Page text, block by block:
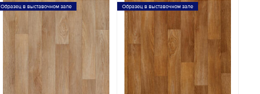
Образец в выставочном зале Образец в выставочном зале